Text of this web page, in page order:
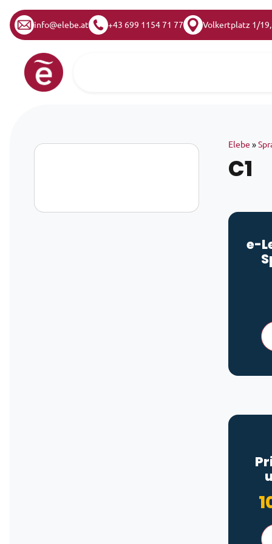
info@elebe.at +43 699 1154 71 77 Volkertplatz 1/
Zum Inhalt springen
Hauptnavigation
Elebe »
C1
e-